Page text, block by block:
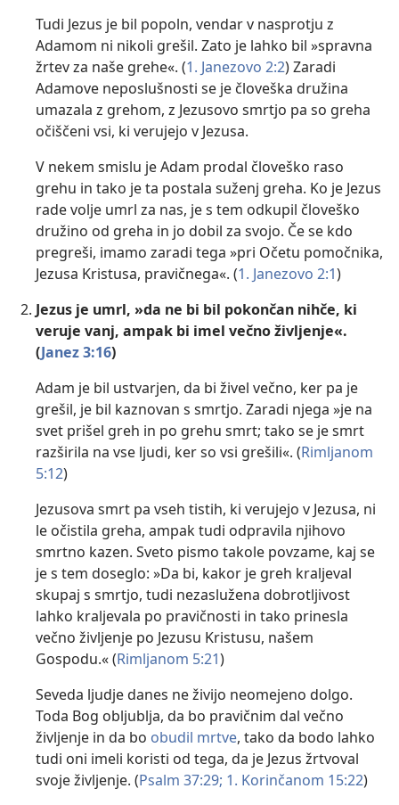
Tudi Jezus je bil popoln, vendar v nasprotju z
Adamom ni nikoli grešil. Zato je lahko bil »spravna
žrtev za naše grehe«. (1. Janezovo 2:2) Zaradi
Adamove neposlušnosti se je človeška družina
umazala z grehom, z Jezusovo smrtjo pa so greha
očiščeni vsi, ki verujejo v Jezusa.
V nekem smislu je Adam prodal človeško raso
grehu in tako je ta postala suženj greha. Ko je Jezus
rade volje umrl za nas, je s tem odkupil človeško
družino od greha in jo dobil za svojo. Če se kdo
pregreši, imamo zaradi tega »pri Očetu pomočnika,
Jezusa Kristusa, pravičnega«. (1. Janezovo 2:1)
Jezus je umrl, »da ne bi bil pokončan nihče, ki
veruje vanj, ampak bi imel večno življenje«.
(Janez 3:16)
Adam je bil ustvarjen, da bi živel večno, ker pa je
grešil, je bil kaznovan s smrtjo. Zaradi njega »je na
svet prišel greh in po grehu smrt; tako se je smrt
razširila na vse ljudi, ker so vsi grešili«. (Rimljanom
5:12)
Jezusova smrt pa vseh tistih, ki verujejo v Jezusa, ni
le očistila greha, ampak tudi odpravila njihovo
smrtno kazen. Sveto pismo takole povzame, kaj se
je s tem doseglo: »Da bi, kakor je greh kraljeval
skupaj s smrtjo, tudi nezaslužena dobrotljivost
lahko kraljevala po pravičnosti in tako prinesla
večno življenje po Jezusu Kristusu, našem
Gospodu.« (Rimljanom 5:21)
Seveda ljudje danes ne živijo neomejeno dolgo.
Toda Bog obljublja, da bo pravičnim dal večno
življenje in da bo obudil mrtve, tako da bodo lahko
tudi oni imeli koristi od tega, da je Jezus žrtvoval
svoje življenje. (Psalm 37:29; 1. Korinčanom 15:22)